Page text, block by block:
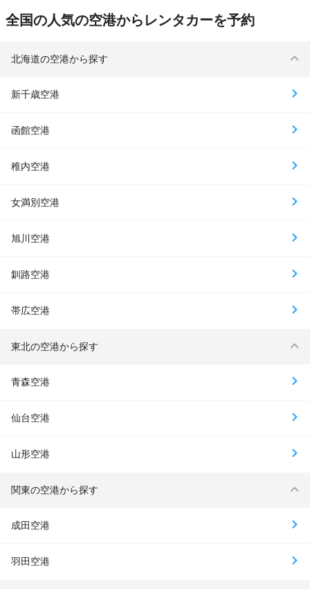
全国の人気の空港からレンタカーを予約
北海道の空港から探す
新千歳空港
函館空港
稚内空港
女満別空港
旭川空港
釧路空港
帯広空港
東北の空港から探す
青森空港
仙台空港
山形空港
関東の空港から探す
成田空港
羽田空港